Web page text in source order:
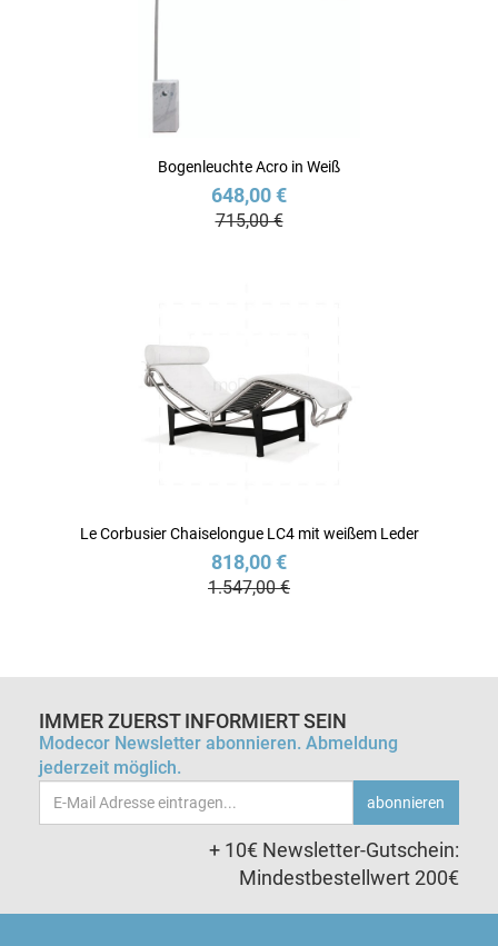
Bogenleuchte Acro in Weiß
648,00 €
715,00 €
Le Corbusier Chaiselongue LC4 mit weißem Leder
818,00 €
1.547,00 €
IMMER ZUERST INFORMIERT SEIN
Modecor Newsletter abonnieren. Abmeldung
jederzeit möglich.
Email-
Adresse
abonnieren
+ 10€ Newsletter-Gutschein:
Mindestbestellwert 200€